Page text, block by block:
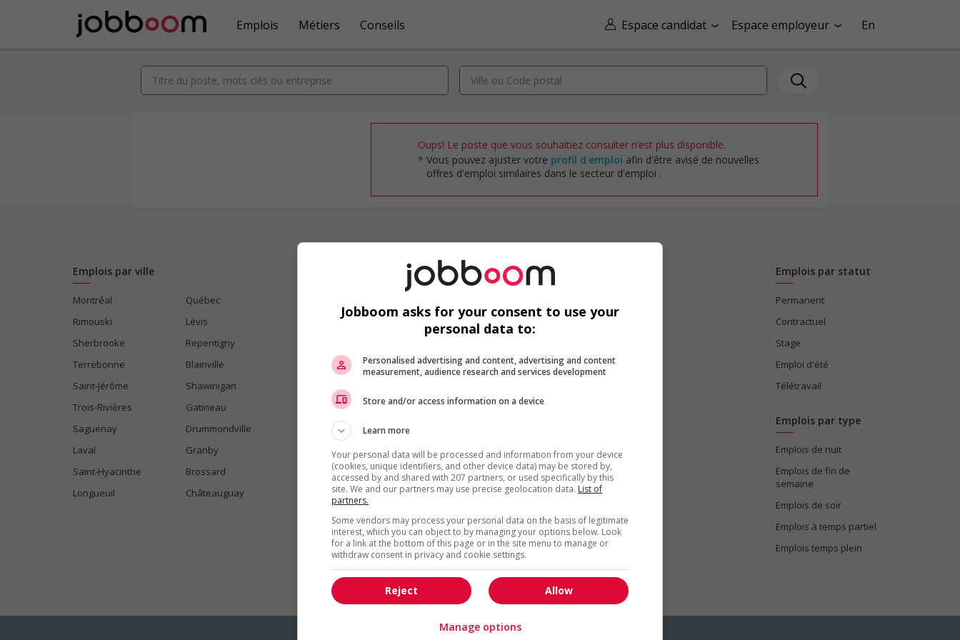
Espace candidat Espace employeur En
Emplois Métiers Conseils
Oups! Le poste que vous souhaitiez consulter n’est plus disponible.
Vous pouvez ajuster votre profil d'emploi afin d'être avisé de nouvelles
offres d'emploi similaires dans le secteur d'emploi .
Emplois par ville
Montréal
Québec
Rimouski
Lévis
Sherbrooke
Repentigny
Terrebonne
Blainville
Saint-Jérôme
Shawinigan
Trois-Rivières
Gatineau
Saguenay
Drummondville
Laval
Granby
Saint-Hyacinthe
Brossard
Longueuil
Châteauguay
Emplois par secteur
Cadres supérieurs
Commerce / Offres de services
diverses
Comptabilité / Assurance
Construction / Manutention
Droit
Ingénierie / Sciences
Marketing / Communication
Ressources humaines
Tourisme / Hôtellerie
Services sociaux
Technologies / médias numériques
Vente / Service à la clientèle
Emplois par statut
Permanent
Contractuel
Stage
Emploi d'été
Télétravail
Emplois par type
Emplois de nuit
Emplois de fin de
semaine
Emplois de soir
Emplois à temps partiel
Emplois temps plein
Jobboom asks for your consent to use your
personal data to:
Personalised advertising and content, advertising and content
measurement, audience research and services development
Store and/or access information on a device
Learn more
Your personal data will be processed and information from your device
(cookies, unique identifiers, and other device data) may be stored by,
accessed by and shared with 207 partners, or used specifically by this
site. We and our partners may use precise geolocation data. List of
partners.
Some vendors may process your personal data on the basis of legitimate
interest, which you can object to by managing your options below. Look
for a link at the bottom of this page or in the site menu to manage or
withdraw consent in privacy and cookie settings.
Allow
Reject
Manage options